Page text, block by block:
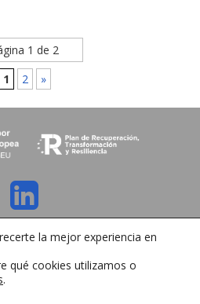
1 de 2
1
2 »
Sanxenxo, Pontevedra
| E-mail: info@ihrmeeting.com
la mejor experiencia en
qué cookies utilizamos o
.